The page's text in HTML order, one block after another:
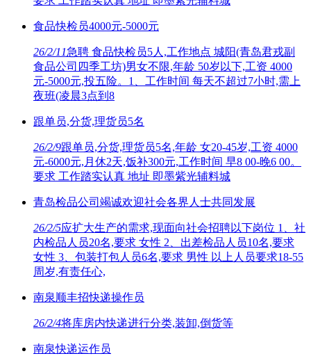
食品快检员4000元-5000元
26/2/11急聘 食品快检员5人,工作地点 城阳(青岛君戎副
食品公司四季工坊)男女不限,年龄 50岁以下,工资 4000
元-5000元,投五险。1、工作时间 每天不超过7小时,需上
夜班(凌晨3点到8
跟单员,分货,理货员5名
26/2/9跟单员,分货,理货员5名,年龄 女20-45岁,工资 4000
元-6000元,月休2天,饭补300元,工作时间 早8 00-晚6 00。
要求 工作踏实认真 地址 即墨紫光辅料城
青岛检品公司竭诚欢迎社会各界人士共同发展
26/2/5应扩大生产的需求,现面向社会招聘以下岗位 1、社
内检品人员20名,要求 女性 2、出差检品人员10名,要求
女性 3、包装打包人员6名,要求 男性 以上人员要求18-55
周岁,有责任心,
南泉顺丰招快递操作员
26/2/4将库房内快递进行分类,装卸,倒货等
南泉快递运作员